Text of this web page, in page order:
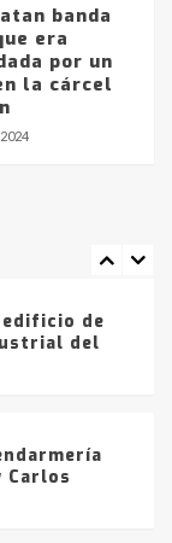
banda
era
por un
la cárcel
vendrá
gran parte
en la
edificio de
del
Carlos